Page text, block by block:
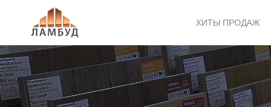
ХИТЫ ПРОДАЖ